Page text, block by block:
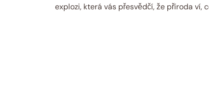
explozi, která vás přesvědčí, že příroda ví,